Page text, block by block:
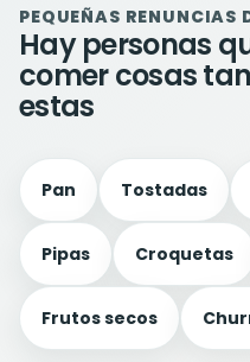
PEQUEÑAS RENUNCIAS
Hay personas
comer cosas
estas
Pan Tostadas
Pipas Croquetas
Frutos secos